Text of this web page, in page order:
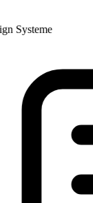
Systeme